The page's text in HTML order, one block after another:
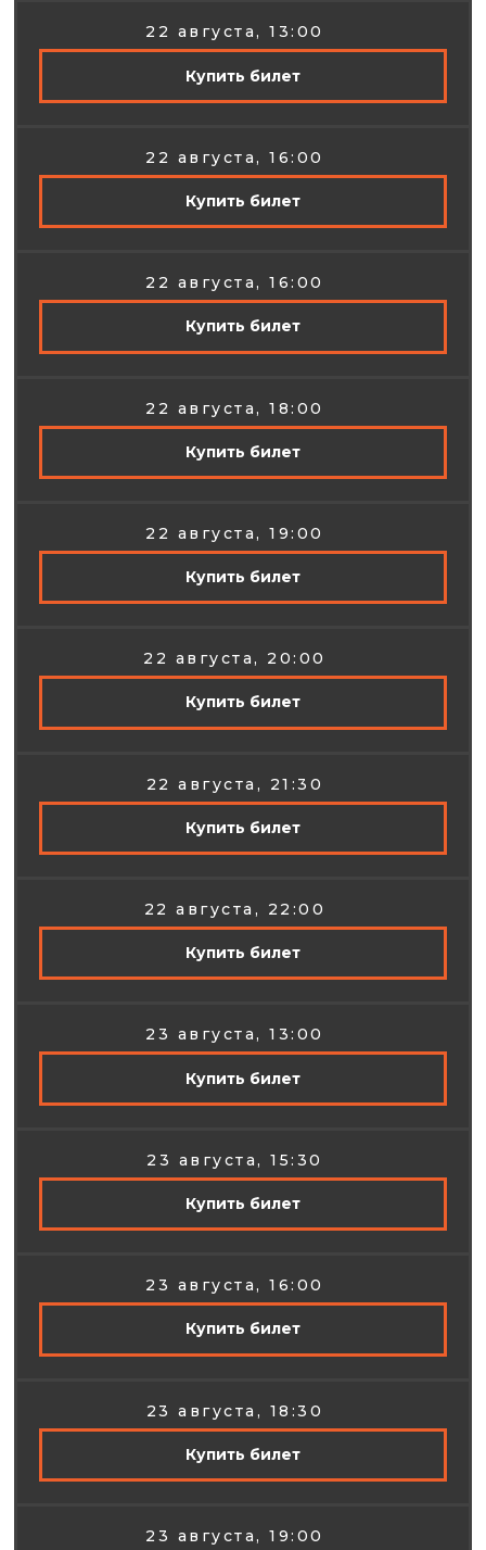
22 августа, 13:00
Купить билет
22 августа, 16:00
Купить билет
22 августа, 16:00
Купить билет
22 августа, 18:00
Купить билет
22 августа, 19:00
Купить билет
22 августа, 20:00
Купить билет
22 августа, 21:30
Купить билет
22 августа, 22:00
Купить билет
23 августа, 13:00
Купить билет
23 августа, 15:30
Купить билет
23 августа, 16:00
Купить билет
23 августа, 18:30
Купить билет
23 августа, 19:00